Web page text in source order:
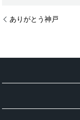
ありがとう神戸